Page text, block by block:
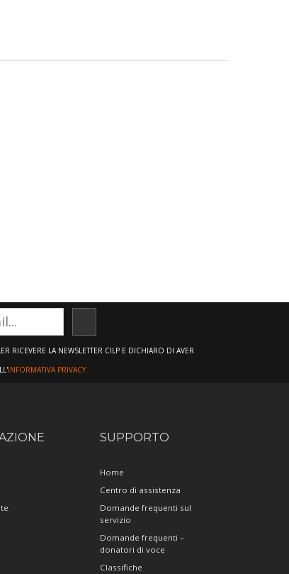
RICEVERE LA NEWSLETTER CILP E DICHIARO DI AVER
INFORMATIVA PRIVACY.
SUPPORTO
Home
Centro di assistenza
Domande frequenti sul
servizio
Domande frequenti –
donatori di voce
Classifiche